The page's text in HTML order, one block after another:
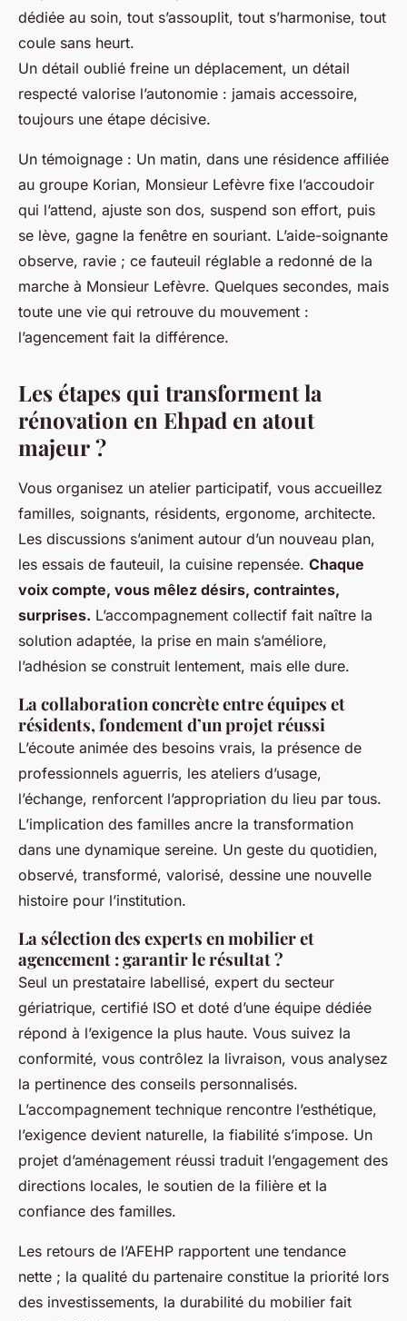
dédiée au soin, tout s’assouplit, tout s’harmonise, tout
coule sans heurt.
Un détail oublié freine un déplacement, un détail
respecté valorise l’autonomie : jamais accessoire,
toujours une étape décisive.
Un témoignage : Un matin, dans une résidence affiliée
au groupe Korian, Monsieur Lefèvre fixe l’accoudoir
qui l’attend, ajuste son dos, suspend son effort, puis
se lève, gagne la fenêtre en souriant. L’aide-soignante
observe, ravie ; ce fauteuil réglable a redonné de la
marche à Monsieur Lefèvre. Quelques secondes, mais
toute une vie qui retrouve du mouvement :
l’agencement fait la différence.
Les étapes qui transforment la
rénovation en Ehpad en atout
majeur ?
Vous organisez un atelier participatif, vous accueillez
familles, soignants, résidents, ergonome, architecte.
Les discussions s’animent autour d’un nouveau plan,
les essais de fauteuil, la cuisine repensée. Chaque
voix compte, vous mêlez désirs, contraintes,
surprises. L’accompagnement collectif fait naître la
solution adaptée, la prise en main s’améliore,
l’adhésion se construit lentement, mais elle dure.
La collaboration concrète entre équipes et
résidents, fondement d’un projet réussi
L’écoute animée des besoins vrais, la présence de
professionnels aguerris, les ateliers d’usage,
l’échange, renforcent l’appropriation du lieu par tous.
L’implication des familles ancre la transformation
dans une dynamique sereine. Un geste du quotidien,
observé, transformé, valorisé, dessine une nouvelle
histoire pour l’institution.
La sélection des experts en mobilier et
agencement : garantir le résultat ?
Seul un prestataire labellisé, expert du secteur
gériatrique, certifié ISO et doté d’une équipe dédiée
répond à l’exigence la plus haute. Vous suivez la
conformité, vous contrôlez la livraison, vous analysez
la pertinence des conseils personnalisés.
L’accompagnement technique rencontre l’esthétique,
l’exigence devient naturelle, la fiabilité s’impose. Un
projet d’aménagement réussi traduit l’engagement des
directions locales, le soutien de la filière et la
confiance des familles.
Les retours de l’AFEHP rapportent une tendance
nette ; la qualité du partenaire constitue la priorité lors
des investissements, la durabilité du mobilier fait